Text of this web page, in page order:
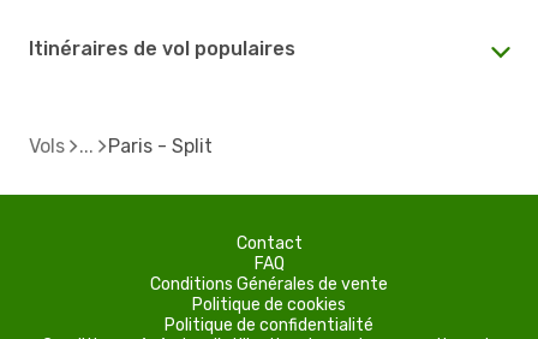
Itinéraires de vol populaires
Vols Paris - Split
Contact
FAQ
Conditions Générales de vente
Politique de cookies
Politique de confidentialité